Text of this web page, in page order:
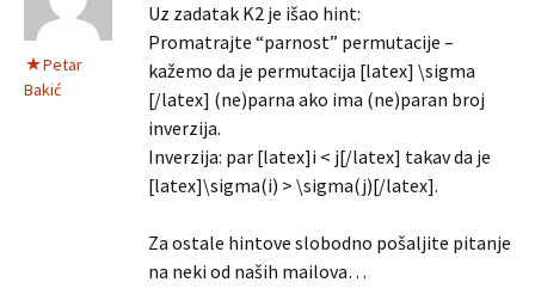
Petar
Bakić
Uz zadatak K2 je išao hint:
Promatrajte “parnost” permutacije –
kažemo da je permutacija [latex] \sigma
[/latex] (ne)parna ako ima (ne)paran broj
inverzija.
Inverzija: par [latex]i < j[/latex] takav da je
[latex]\sigma(i) > \sigma(j)[/latex].
Za ostale hintove slobodno pošaljite pitanje
na neki od naših mailova…